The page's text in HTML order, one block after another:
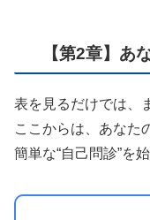
【第2章】あ
表を見るだけでは、
ここからは、あなた
簡単な“自己問診”を